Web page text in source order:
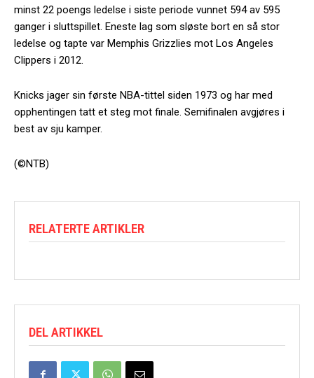
minst 22 poengs ledelse i siste periode vunnet 594 av 595
ganger i sluttspillet. Eneste lag som sløste bort en så stor
ledelse og tapte var Memphis Grizzlies mot Los Angeles
Clippers i 2012.
Knicks jager sin første NBA-tittel siden 1973 og har med
opphentingen tatt et steg mot finale. Semifinalen avgjøres i
best av sju kamper.
(©NTB)
RELATERTE ARTIKLER
DEL ARTIKKEL